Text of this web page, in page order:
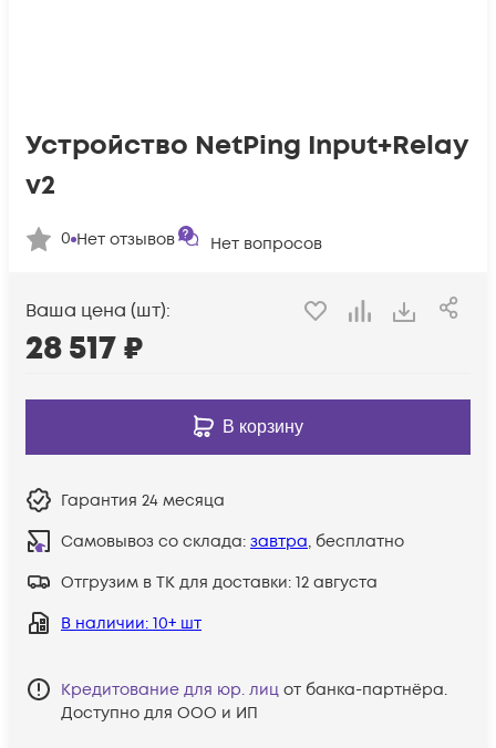
Устройство NetPing Input+Relay
v2
0 Нет отзывов Нет вопросов
Ваша цена (шт):
28 517₽
В корзину
Гарантия 24 месяца
Самовывоз со склада: завтра, бесплатно
Отгрузим в ТК для доставки: 12 августа
В наличии: 10+ шт
Кредитование для юр. лиц от банка-партнёра.
Доступно для ООО и ИП